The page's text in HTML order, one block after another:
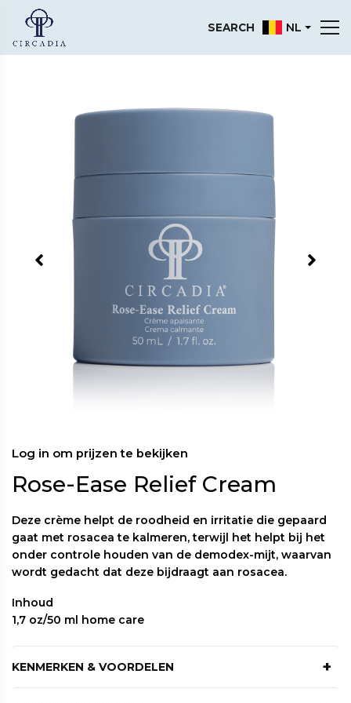
SEARCH NL
Log in om prijzen te bekijken
Rose-Ease Relief Cream
Deze crème helpt de roodheid en irritatie die gepaard
gaat met rosacea te kalmeren, terwijl het helpt bij het
onder controle houden van de demodex-mijt, waarvan
wordt gedacht dat deze bijdraagt aan rosacea.
Inhoud
1,7 oz/50 ml home care
KENMERKEN & VOORDELEN